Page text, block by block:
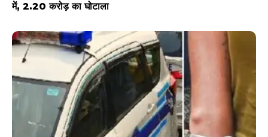
में, 2.20 करोड़ का घोटाला